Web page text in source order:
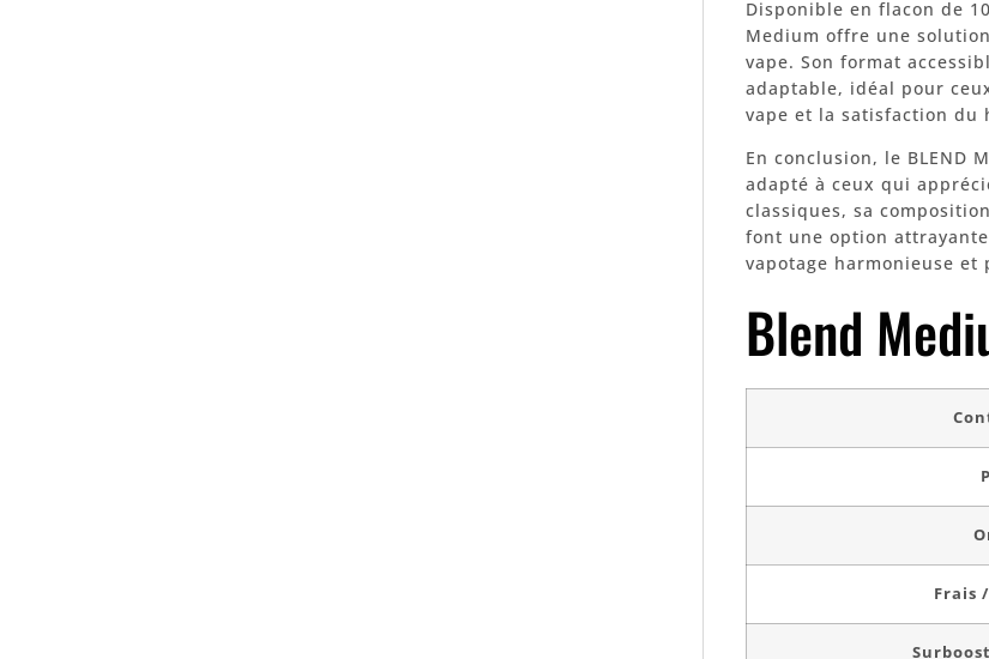
Disponible en flacon de
Medium offre une
vape. Son format
adaptable, idéal pour
vape et la satisfaction du
En conclusion, le BLEND
adapté à ceux qui
classiques, sa
font une option
vapotage harmonieuse et
Blend
Frais